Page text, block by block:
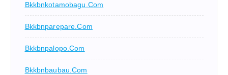
Bkkbnkotamobagu.com
Bkkbnparepare.com
Bkkbnpalopo.com
Bkkbnbaubau.com